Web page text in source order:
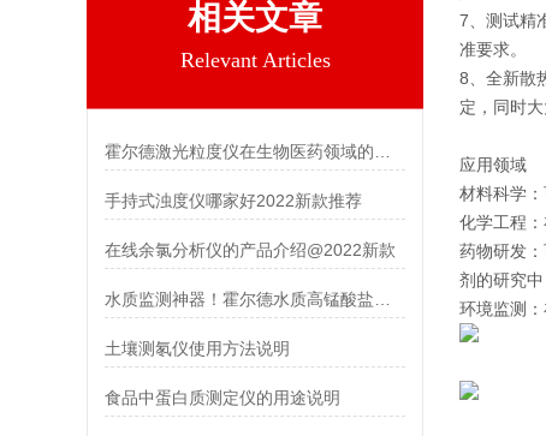
相关文章
Relevant Articles
手持式浊度仪哪家好2022新款推荐
在线余氯分析仪的产品介绍@2022新款
土壤测氡仪使用方法说明
食品中蛋白质测定仪的用途说明
7、测试精
准要求。
8、全新散
定，同时
应用领域
材料科学
化学工程
药物研发
剂的研究
环境监测